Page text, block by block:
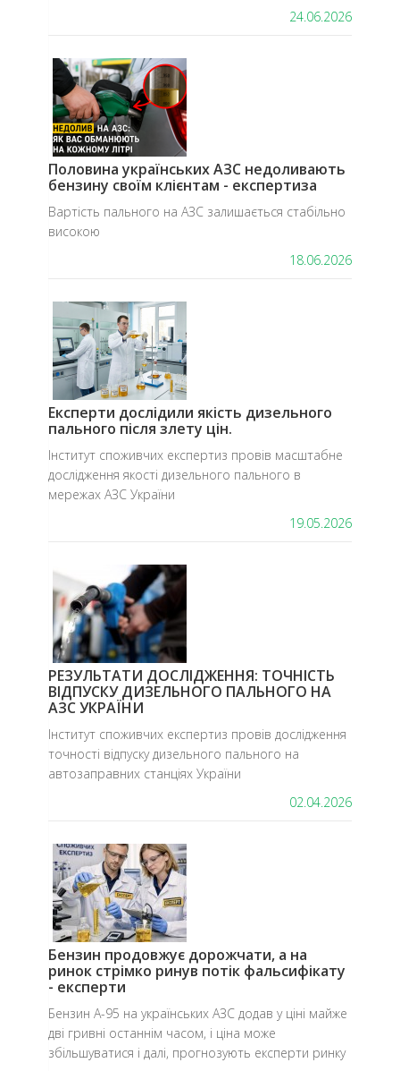
24.06.2026
​Половина українських АЗС недоливають
бензину своїм клієнтам - експертиза
Вартість пального на АЗС залишається стабільно
високою
18.06.2026
Експерти дослідили якість дизельного
пального після злету цін.
​Інститут споживчих експертиз провів масштабне
дослідження якості дизельного пального в
мережах АЗС України
19.05.2026
РЕЗУЛЬТАТИ ДОСЛІДЖЕННЯ: ТОЧНІСТЬ
ВІДПУСКУ ДИЗЕЛЬНОГО ПАЛЬНОГО НА
АЗС УКРАЇНИ
Інститут споживчих експертиз провів дослідження
точності відпуску дизельного пального на
автозаправних станціях України
02.04.2026
Бензин продовжує дорожчати, а на
ринок стрімко ринув потік фальсифікату
- експерти
Бензин А-95 на українських АЗС додав у ціні майже
дві гривні останнім часом, і ціна може
збільшуватися і далі, прогнозують експерти ринку